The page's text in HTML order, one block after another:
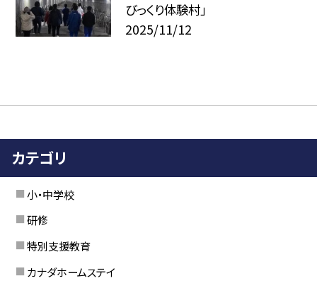
びっくり体験村」
2025/11/12
カテゴリ
小・中学校
研修
特別支援教育
カナダホームステイ